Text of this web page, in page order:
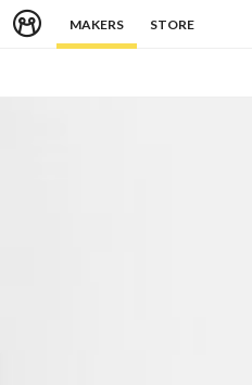
MAKERS STORE